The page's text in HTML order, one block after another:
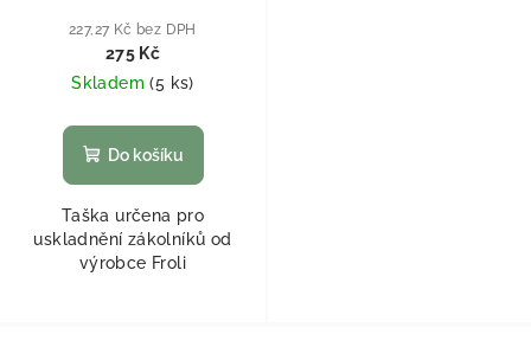
227,27 Kč bez DPH
275 Kč
Skladem(5 ks)
Do košíku
Taška určena pro
uskladnění zákolníků od
výrobce Froli